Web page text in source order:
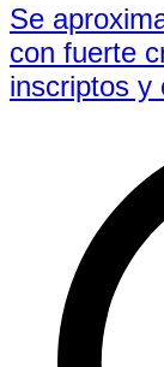
Se
con fuerte
inscriptos y